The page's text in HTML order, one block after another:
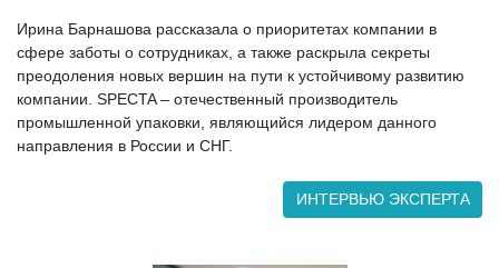
Ирина Барнашова рассказала о приоритетах компании в
сфере заботы о сотрудниках, а также раскрыла секреты
преодоления новых вершин на пути к устойчивому развитию
компании. SPECTA – отечественный производитель
промышленной упаковки, являющийся лидером данного
направления в России и СНГ.
ИНТЕРВЬЮ ЭКСПЕРТА